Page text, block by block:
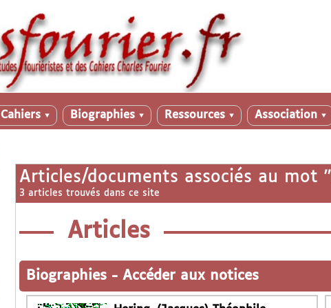
Cahiers ▼ Biographies ▼ Ressources ▼ Association ▼
Articles/documents associés au mot "
3 articles trouvés dans ce site
Articles
Biographies - Accéder aux notices